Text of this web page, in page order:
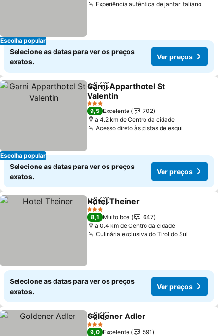
Escolha popular
Experiência autêntica de jantar italiano
Selecione as datas para ver os preços
exatos.
Ver preços
Escolha popular
PartilharAdicionar aos favoritos
Garni Apparthotel St
Valentin
3 Estrelas
9,5 Excelente
702
a 4.2 km de Centro da cidade
Acesso direto às pistas de esqui
Selecione as datas para ver os preços
exatos.
Ver preços
PartilharAdicionar aos favoritos
Hotel Theiner
3 Estrelas
8,1 Muito boa
647
a 0.4 km de Centro da cidade
Culinária exclusiva do Tirol do Sul
Selecione as datas para ver os preços
exatos.
Ver preços
PartilharAdicionar aos favoritos
Goldener Adler
3 Estrelas
9,0 Excelente
591